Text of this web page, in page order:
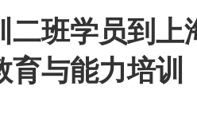
二班学员到上
与能力培训